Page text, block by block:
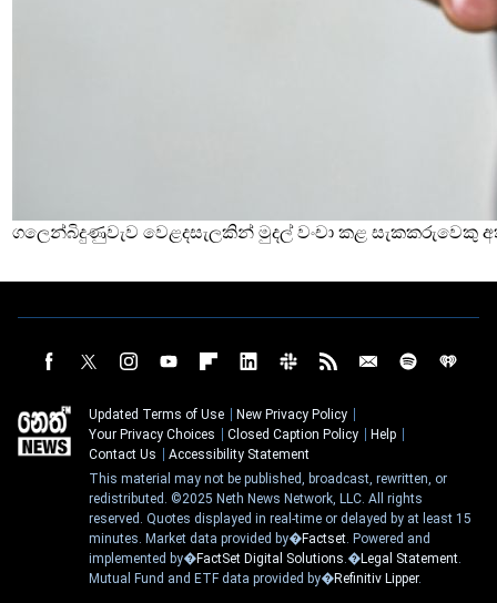
ගලෙන්බිදුණුවැව වෙළදසැලකින් මුදල් වංචා කළ සැකකරුවෙකු
Updated Terms of Use
New Privacy Policy
Your Privacy Choices
Closed Caption Policy
Help
Contact Us
Accessibility Statement
This material may not be published, broadcast, rewritten, or
redistributed. ©2025 Neth News Network, LLC. All rights
reserved. Quotes displayed in real-time or delayed by at least 15
minutes. Market data provided by�Factset. Powered and
implemented by�FactSet Digital Solutions.�Legal Statement.
Mutual Fund and ETF data provided by�Refinitiv Lipper.